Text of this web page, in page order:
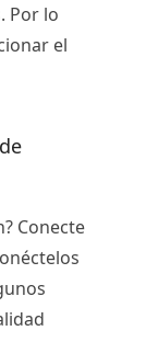
Por lo
el
Conecte